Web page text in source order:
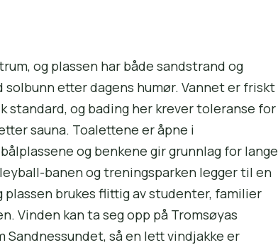
og plassen har både sandstrand og
solbunn etter dagens humør. Vannet er friskt
standard, og bading her krever toleranse for
sauna. Toalettene er åpne i
og benkene gir grunnlag for lange
banen og treningsparken legger til en
brukes flittig av studenter, familier
Vinden kan ta seg opp på Tromsøyas
så en lett vindjakke er